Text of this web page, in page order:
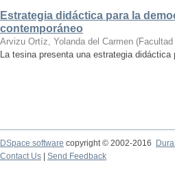
Estrategia didáctica para la
contemporáneo
Arvizu Ortíz, Yolanda del Carmen (
La tesina presenta una estrategia
DSpace software copyright © 2002-2016
Contact Us
Send Feedback